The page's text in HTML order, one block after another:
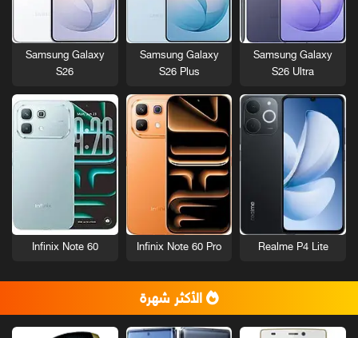
Samsung Galaxy
S26 Ultra
Samsung Galaxy
S26 Plus
Samsung Galaxy
S26
Realme P4 Lite
Infinix Note 60 Pro
Infinix Note 60
الأكثر شهرة